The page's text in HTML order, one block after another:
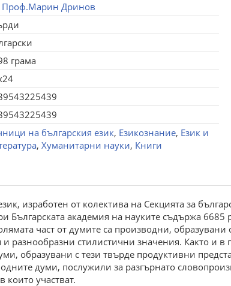
Дринов
грама
на българския език, Езикознание, Език и
, Хуманитарни науки, Книги
изработен от колектива на Секцията за
академия на науките съдържа 6685
част от думите са производни,
разнообразни стилистични значения. Както и
образувани с тези твърде продуктивни
думи, послужили за разгърнато
които участват.